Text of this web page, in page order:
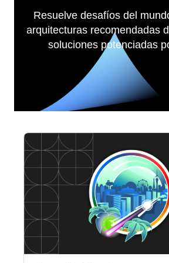
Resuelve desafíos del
arquitecturas recomendadas
soluciones potenciadas